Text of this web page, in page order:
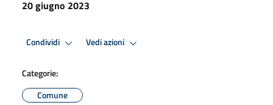
20 giugno 2023
Condividi Vedi azioni
Categorie:
Comune